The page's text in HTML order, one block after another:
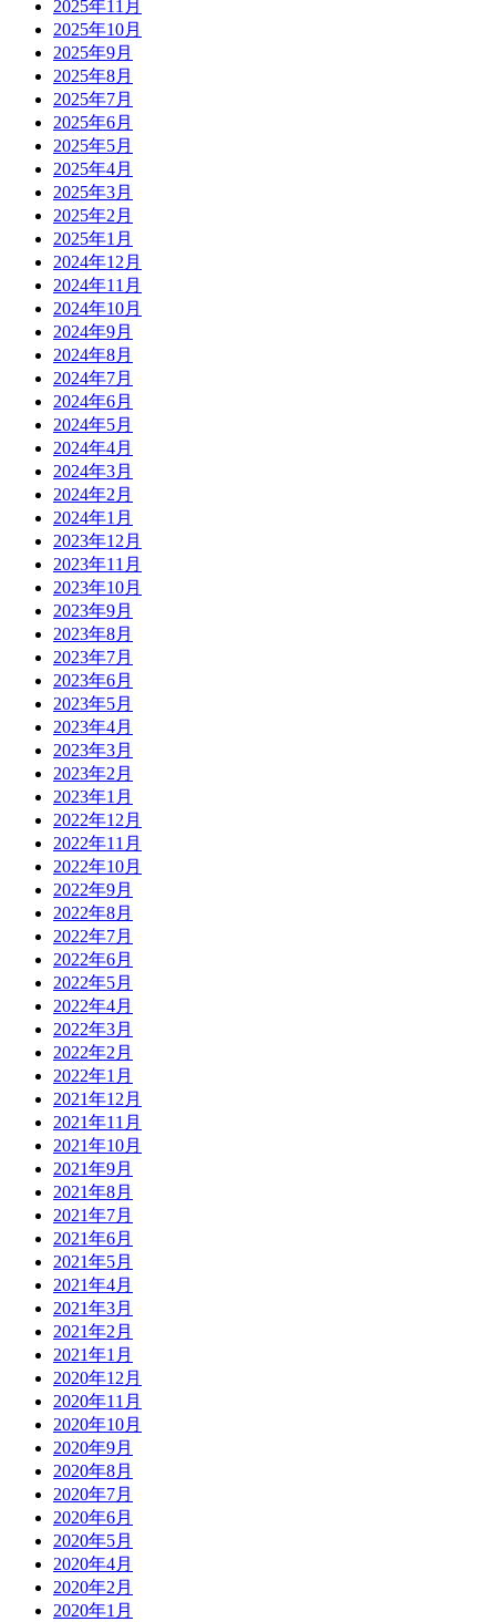
2025年11月
2025年10月
2025年9月
2025年8月
2025年7月
2025年6月
2025年5月
2025年4月
2025年3月
2025年2月
2025年1月
2024年12月
2024年11月
2024年10月
2024年9月
2024年8月
2024年7月
2024年6月
2024年5月
2024年4月
2024年3月
2024年2月
2024年1月
2023年12月
2023年11月
2023年10月
2023年9月
2023年8月
2023年7月
2023年6月
2023年5月
2023年4月
2023年3月
2023年2月
2023年1月
2022年12月
2022年11月
2022年10月
2022年9月
2022年8月
2022年7月
2022年6月
2022年5月
2022年4月
2022年3月
2022年2月
2022年1月
2021年12月
2021年11月
2021年10月
2021年9月
2021年8月
2021年7月
2021年6月
2021年5月
2021年4月
2021年3月
2021年2月
2021年1月
2020年12月
2020年11月
2020年10月
2020年9月
2020年8月
2020年7月
2020年6月
2020年5月
2020年4月
2020年2月
2020年1月